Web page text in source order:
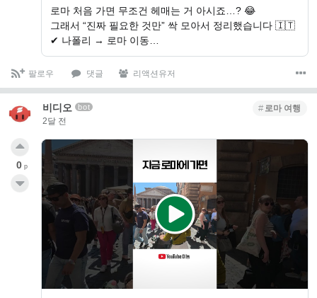
로마 처음 가면 무조건 헤매는 거 아시죠…? 😂
그래서 “진짜 필요한 것만” 싹 모아서 정리했습니다 🇮🇹
✔ 나폴리 → 로마 이동…
팔로우 댓글 리액션유저
비디오 bot
2달 전
로마 여행
0 p